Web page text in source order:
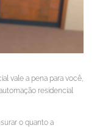
vale a pena para você,
residencial
o quanto a